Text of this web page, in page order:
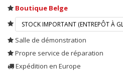
Boutique Belge
STOCK IMPORTANT (ENTREPÔT À
Salle de démonstration
Propre service de réparation
Expédition en Europe